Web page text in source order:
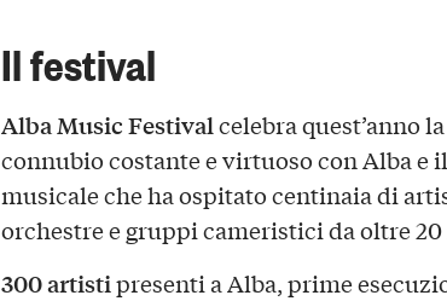
Il festival
Alba Music Festivalcelebra quest’anno
connubio costante e virtuoso con Alba
musicale che ha ospitato centinaia di
orchestre e gruppi cameristici da oltre
300 artistipresenti a Alba, prime